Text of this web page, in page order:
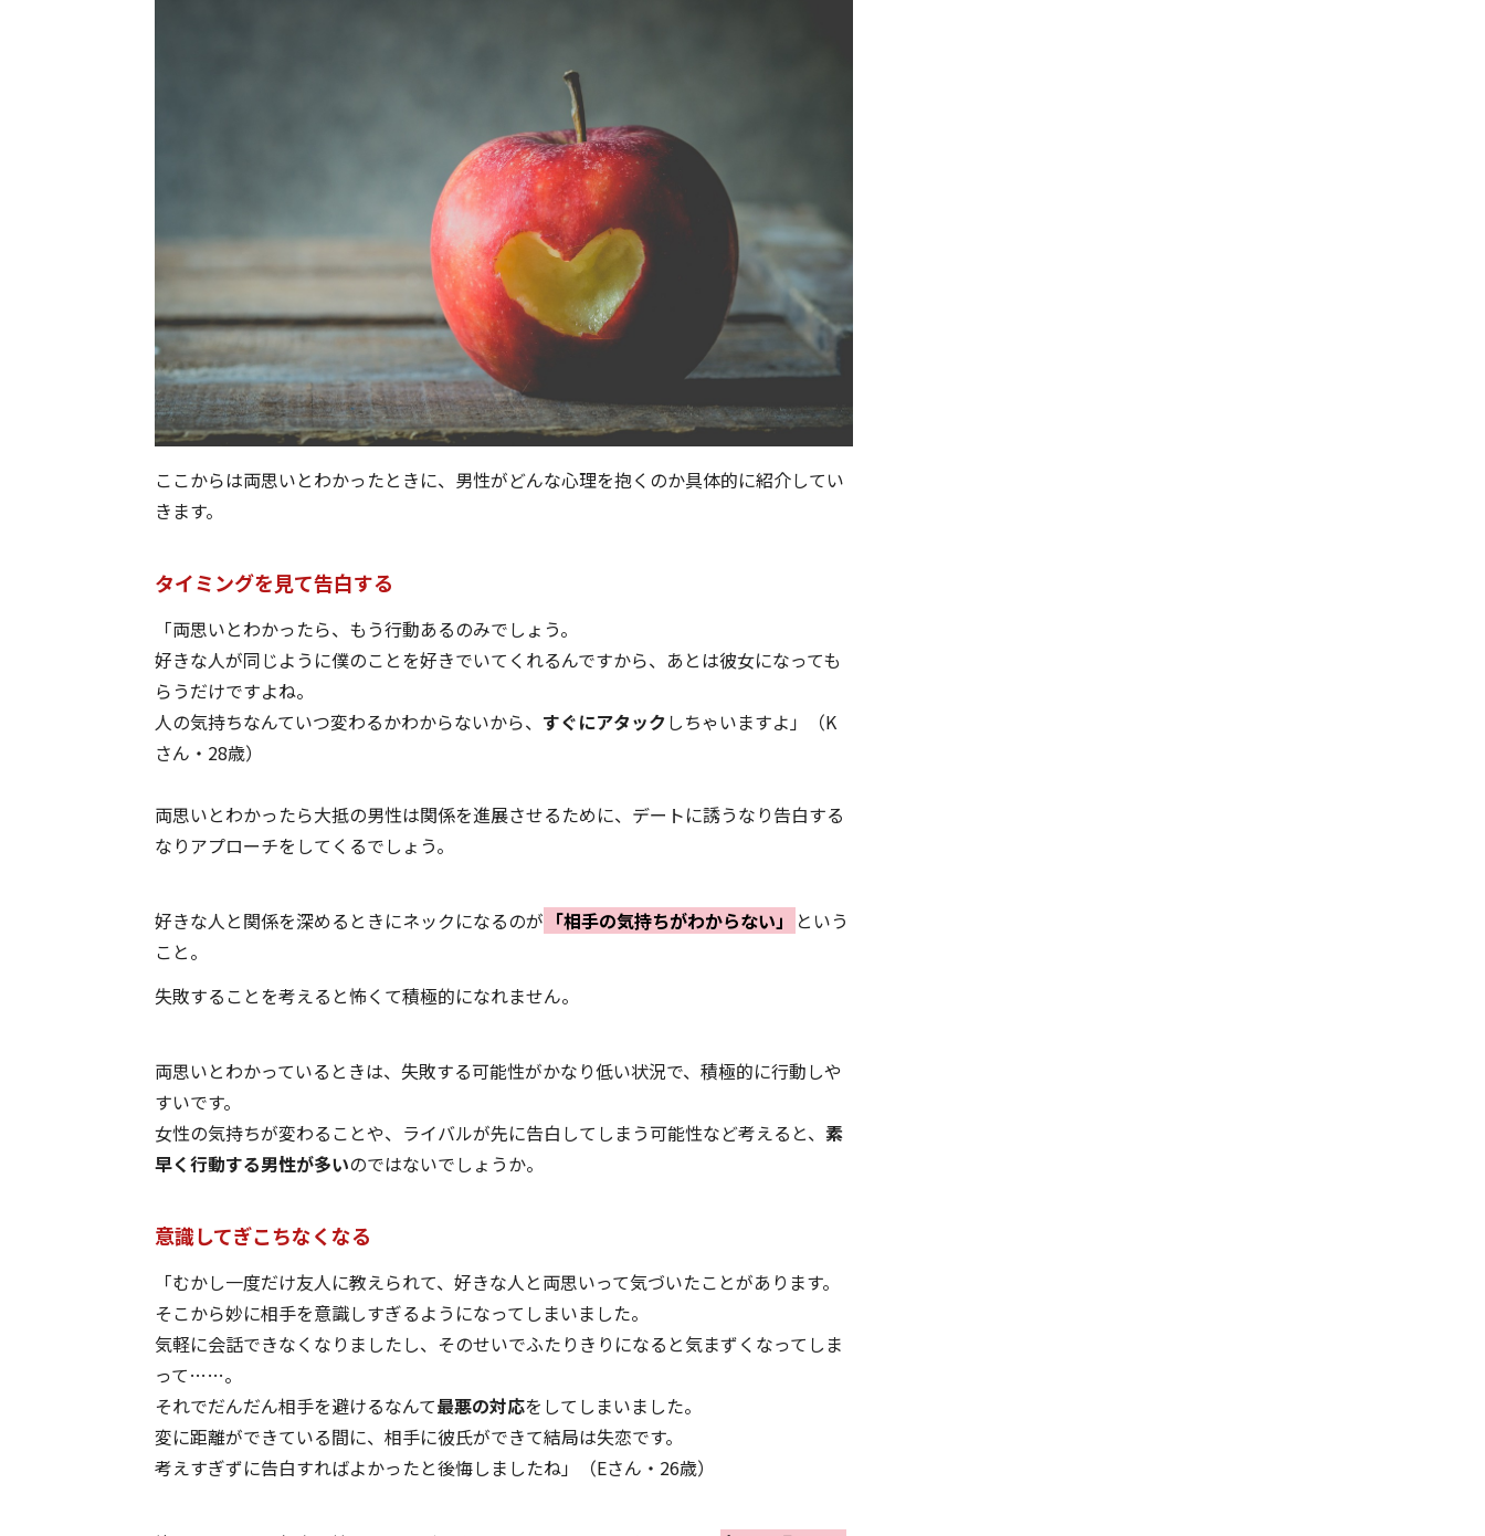
ここからは両思いとわかったときに、男性がどんな心理を抱くのか具体的に紹介してい
きます。
タイミングを見て告白する
「両思いとわかったら、もう行動あるのみでしょう。
好きな人が同じように僕のことを好きでいてくれるんですから、あとは彼女になっても
らうだけですよね。
人の気持ちなんていつ変わるかわからないから、 すぐにアタックしちゃいますよ」（K
さん・28歳）
両思いとわかったら大抵の男性は関係を進展させるために、デートに誘うなり告白する
なりアプローチをしてくるでしょう。
好きな人と関係を深めるときにネックになるのが 「相手の気持ちがわからない」
という
こと。
失敗することを考えると怖くて積極的になれません。
両思いとわかっているときは、失敗する可能性がかなり低い状況で、積極的に行動しや
すいです。
女性の気持ちが変わることや、ライバルが先に告白してしまう可能性など考えると、 素
早く行動する男性が多いのではないでしょうか。
意識してぎこちなくなる
「むかし一度だけ友人に教えられて、好きな人と両思いって気づいたことがあります。
そこから妙に相手を意識しすぎるようになってしまいました。
気軽に会話できなくなりましたし、そのせいでふたりきりになると気まずくなってしま
って……。
それでだんだん相手を避けるなんて最悪の対応をしてしまいました。
変に距離ができている間に、相手に彼氏ができて結局は失恋です。
考えすぎずに告白すればよかったと後悔しましたね」（Eさん・26歳）